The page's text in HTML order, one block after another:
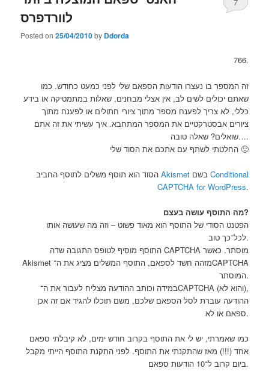
לוורדפרס
Posted on25/04/2010by Ddorda
7
766.
זה המספר בו נעצרו הודעות הספאם שלי לפני כמעט כחודש. כמו
שאתם יכולים לשים לב, אין אצלי מבחנים, שאלות במתמטיקה או בידע
כללי, לא צריך לפענח מספר מתוך ציורי חתולים או לפענח מתוך
ציורים אבסטרקטיים את המספר המתחבא. איך עשיתי את זה אתם
שואלים? שאלה טובה….
החלטתי לשתף עם אתכם את הסוד שלי 🙂
הסוד הוא תוסף משלים לתוסף החביב Akismet
Conditional
CAPTCHA for WordPress.
מה התוסף עושה בעצם?
הפטנט הסודי של התוסף הוא מאוד פשוט – וזה מה שעושה אותו
לכל־כך טוב.
התוסף מוסיף לטופס התגובה שדה CAPTCHA מוסתר. כאשר
Akismet מזהה חשד לספאם, התוסף המשלים מציג את ה־CAPTCHA
המוסתר.
במידה וכותב ההודעה מצליח לעבור את ה־CAPTCHA (והוא לא),
ההודעה עוברת לסל הספאם שלכם, משם תוכלו להגיד אם זה אכן
ספאם או לא.
כמו שאמרתי, יש לי את התוסף בקרוב חודש ימים, לא קיבלתי ספאם
אחד (!!!) מאז שהתקנתי את התוסף. לפני התקנת התוסף הייתי מקבל
ביום קרוב ל־10 הודעות ספאם.